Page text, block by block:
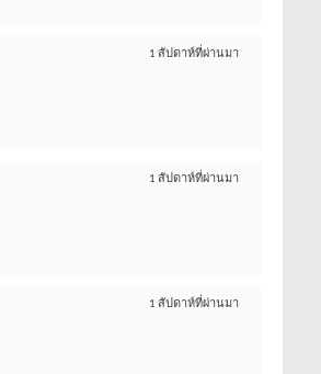
1 สัปดาห์ที่ผ่านมา
1 สัปดาห์ที่ผ่านมา
1 สัปดาห์ที่ผ่านมา